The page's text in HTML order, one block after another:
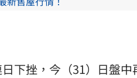
下挫，今（31）日盤